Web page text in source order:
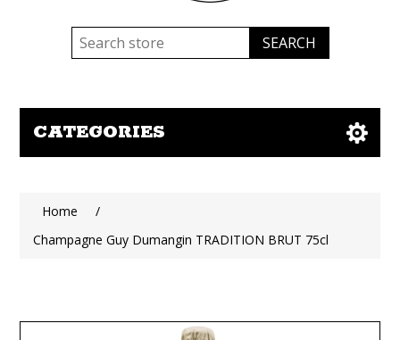
CATEGORIES
Home
/
Champagne Guy Dumangin TRADITION BRUT 75cl